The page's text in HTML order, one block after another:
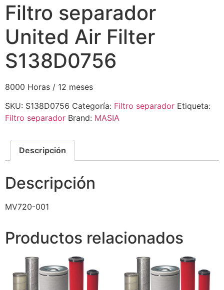
Filtro separador
United Air Filter
S138D0756
8000 Horas / 12 meses
SKU: S138D0756 Categoría: Filtro separador Etiqueta:
Filtro separador Brand: MASIA
Descripción
Descripción
MV720-001
Productos relacionados